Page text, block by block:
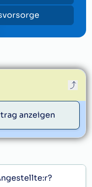
anzeigen